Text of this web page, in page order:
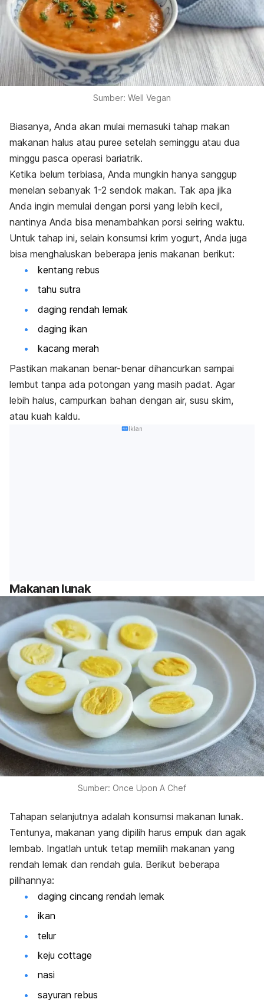
Sumber: Well Vegan
Biasanya, Anda akan mulai memasuki tahap makan
makanan halus atau puree setelah seminggu atau dua
minggu pasca operasi bariatrik.
Ketika belum terbiasa, Anda mungkin hanya sanggup
menelan sebanyak 1-2 sendok makan. Tak apa jika
Anda ingin memulai dengan porsi yang lebih kecil,
nantinya Anda bisa menambahkan porsi seiring waktu.
Untuk tahap ini, selain konsumsi krim yogurt, Anda juga
bisa menghaluskan beberapa jenis makanan berikut:
kentang rebus
tahu sutra
daging rendah lemak
daging ikan
kacang merah
Pastikan makanan benar-benar dihancurkan sampai
lembut tanpa ada potongan yang masih padat. Agar
lebih halus, campurkan bahan dengan air, susu skim,
atau kuah kaldu.
Iklan
Makanan lunak
Sumber: Once Upon A Chef
Tahapan selanjutnya adalah konsumsi makanan lunak.
Tentunya, makanan yang dipilih harus empuk dan agak
lembab. Ingatlah untuk tetap memilih makanan yang
rendah lemak dan rendah gula. Berikut beberapa
pilihannya:
daging cincang rendah lemak
ikan
telur
keju cottage
nasi
sayuran rebus